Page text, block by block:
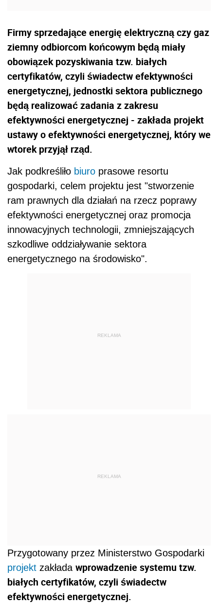
Firmy sprzedające energię elektryczną czy gaz
ziemny odbiorcom końcowym będą miały
obowiązek pozyskiwania tzw. białych
certyfikatów, czyli świadectw efektywności
energetycznej, jednostki sektora publicznego
będą realizować zadania z zakresu
efektywności energetycznej - zakłada projekt
ustawy o efektywności energetycznej, który we
wtorek przyjął rząd.
Jak podkreśliło biuro prasowe resortu
gospodarki, celem projektu jest "stworzenie
ram prawnych dla działań na rzecz poprawy
efektywności energetycznej oraz promocja
innowacyjnych technologii, zmniejszających
szkodliwe oddziaływanie sektora
energetycznego na środowisko".
REKLAMA
REKLAMA
Przygotowany przez Ministerstwo Gospodarki
projekt zakłada wprowadzenie systemu tzw.
białych certyfikatów, czyli świadectw
efektywności energetycznej.